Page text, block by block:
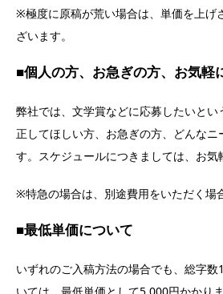
※極度に原稿が荒い場合は、単価を上げ
ざいます。
■個人の方、お急ぎの方、お気軽
弊社では、文学賞などに応募したいと
正してほしい方、お急ぎの方、どんなニ
す。スケジュールにつきましては、お気
※特急の場合は、別途費用をいただく場
■最低単価について
いずれのご入稿方法の場合でも、総字